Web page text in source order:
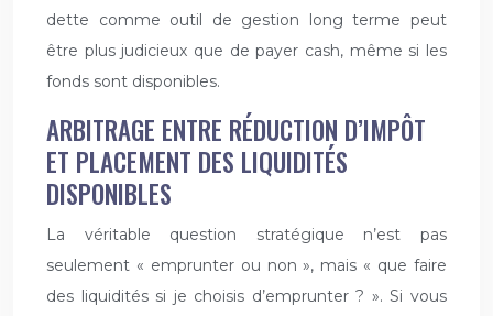
dette comme outil de gestion long terme peut
être plus judicieux que de payer cash, même si les
fonds sont disponibles.
ARBITRAGE ENTRE RÉDUCTION D’IMPÔT
ET PLACEMENT DES LIQUIDITÉS
DISPONIBLES
La véritable question stratégique n’est pas
seulement « emprunter ou non », mais « que faire
des liquidités si je choisis d’emprunter ? ». Si vous